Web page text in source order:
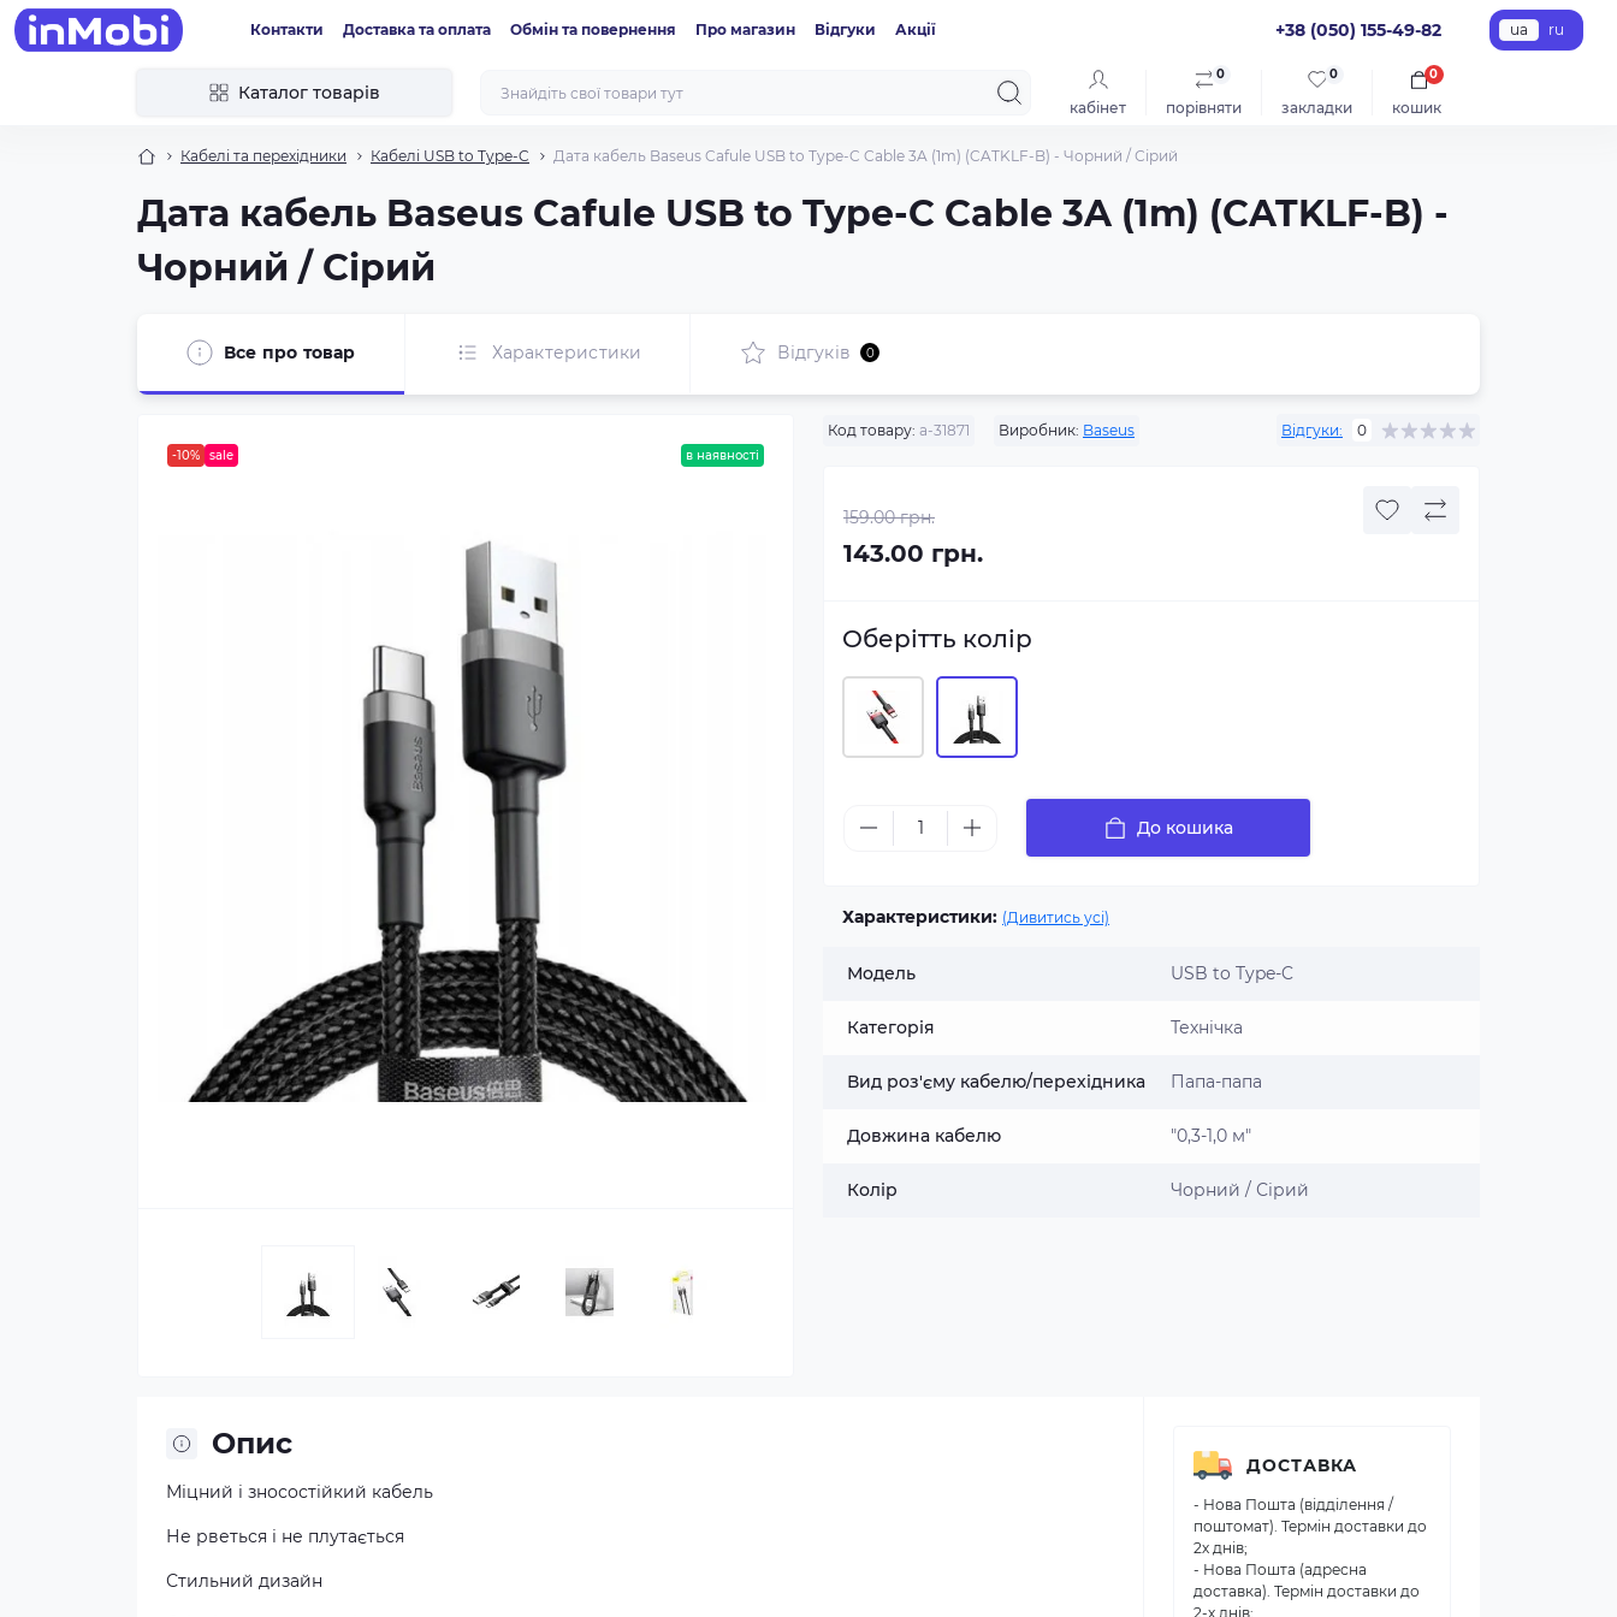
Контакти Доставка та оплата Обмін та повернення Про магазин Відгуки Акції +38 (050) 155-49-82 ua ru
Каталог товарів
кабінет порівняти
0
закладки
0
кошик
0
Кабелі та перехідники Кабелі USB to Type-C Дата кабель Baseus Cafule USB to Type-C Cable 3A (1m) (CATKLF-B) - Чорний / Сірий
Дата кабель Baseus Cafule USB to Type-C Cable 3A (1m) (CATKLF-B) -
Чорний / Сірий
Все про товар Характеристики Відгуків 0
-10% sale в наявності
Код товару: a-31871 Виробник: Baseus Відгуки: 0
159.00 грн.
143.00 грн.
Оберітть колір
До кошика
Характеристики: (Дивитись усі)
Модель USB to Type-C
Категорія Технічка
Вид роз'єму кабелю/перехідника Папа-папа
Довжина кабелю "0,3-1,0 м"
Колір Чорний / Сірий
Опис
Міцний і зносостійкий кабель
Не рветься і не плутається
Стильний дизайн
ДОСТАВКА
- Нова Пошта (відділення /
поштомат). Термін доставки до
2х днів;
- Нова Пошта (адресна
доставка). Термін доставки до
2-х днів;